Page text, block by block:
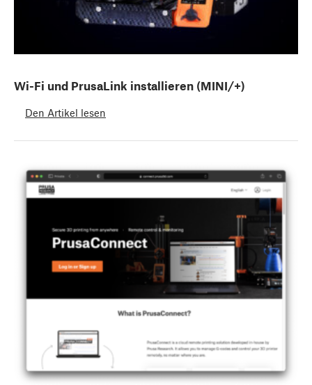
Wi-Fi und PrusaLink installieren (MINI/+)
Den Artikel lesen